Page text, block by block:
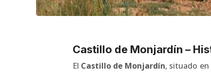
Castillo de Monjardín –
El Castillo de Monjardín, situado